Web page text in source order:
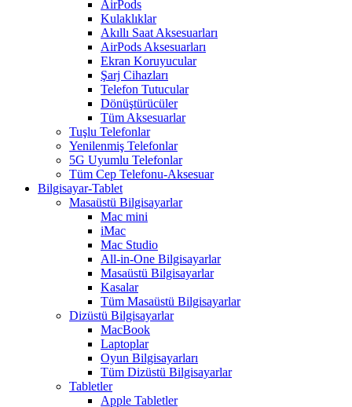
AirPods
Kulaklıklar
Akıllı Saat Aksesuarları
AirPods Aksesuarları
Ekran Koruyucular
Şarj Cihazları
Telefon Tutucular
Dönüştürücüler
Tüm Aksesuarlar
Tuşlu Telefonlar
Yenilenmiş Telefonlar
5G Uyumlu Telefonlar
Tüm Cep Telefonu-Aksesuar
Bilgisayar-Tablet
Masaüstü Bilgisayarlar
Mac mini
iMac
Mac Studio
All-in-One Bilgisayarlar
Masaüstü Bilgisayarlar
Kasalar
Tüm Masaüstü Bilgisayarlar
Dizüstü Bilgisayarlar
MacBook
Laptoplar
Oyun Bilgisayarları
Tüm Dizüstü Bilgisayarlar
Tabletler
Apple Tabletler